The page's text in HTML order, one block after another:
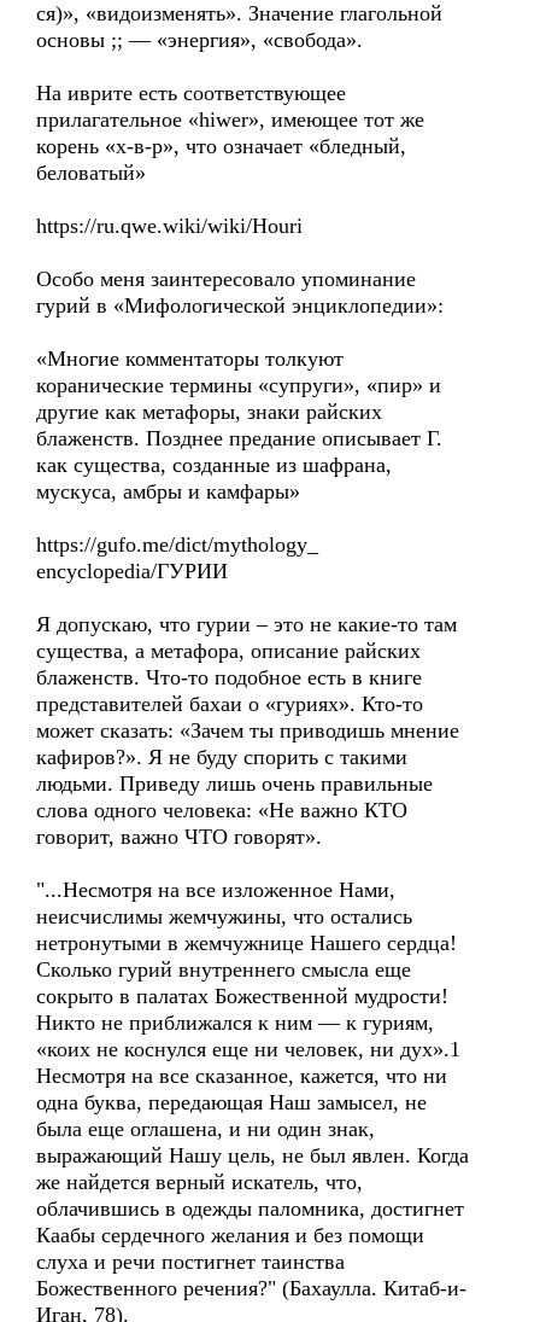
ся)», «видоизменять». Значение глагольной
основы ;; — «энергия», «свобода».
На иврите есть соответствующее
прилагательное «hiwer», имеющее тот же
корень «х-в-р», что означает «бледный,
беловатый»
https://ru.qwe.wiki/wiki/Houri
Особо меня заинтересовало упоминание
гурий в «Мифологической энциклопедии»:
«Многие комментаторы толкуют
коранические термины «супруги», «пир» и
другие как метафоры, знаки райских
блаженств. Позднее предание описывает Г.
как существа, созданные из шафрана,
мускуса, амбры и камфары»
https://gufo.me/dict/mythology_
encyclopedia/ГУРИИ
Я допускаю, что гурии – это не какие-то там
существа, а метафора, описание райских
блаженств. Что-то подобное есть в книге
представителей бахаи о «гуриях». Кто-то
может сказать: «Зачем ты приводишь мнение
кафиров?». Я не буду спорить с такими
людьми. Приведу лишь очень правильные
слова одного человека: «Не важно КТО
говорит, важно ЧТО говорят».
"...Несмотря на все изложенное Нами,
неисчислимы жемчужины, что остались
нетронутыми в жемчужнице Нашего сердца!
Сколько гурий внутреннего смысла еще
сокрыто в палатах Божественной мудрости!
Никто не приближался к ним — к гуриям,
«коих не коснулся еще ни человек, ни дух».1
Несмотря на все сказанное, кажется, что ни
одна буква, передающая Наш замысел, не
была еще оглашена, и ни один знак,
выражающий Нашу цель, не был явлен. Когда
же найдется верный искатель, что,
облачившись в одежды паломника, достигнет
Каабы сердечного желания и без помощи
слуха и речи постигнет таинства
Божественного речения?" (Бахаулла. Китаб-и-
Иган, 78).